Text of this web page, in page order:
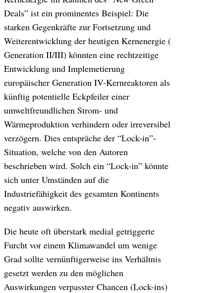
Deals” ist ein prominentes Beispiel: Die
starken Gegenkräfte zur Fortsetzung und
Weiterentwicklung der heutigen Kernenergie (
Generation II/III) könnten eine rechtzeitige
Entwicklung und Implemetierung
europäischer Generation IV-Kernreaktoren als
künftig potentielle Eckpfeiler einer
umweltfreundlichen Strom- und
Wärmeproduktion verhindern oder irreversibel
verzögern. Dies entspräche der “Lock-in”-
Situation, welche von den Autoren
beschrieben wird. Solch ein “Lock-in” könnte
sich unter Umständen auf die
Industriefähigkeit des gesamten Kontinents
negativ auswirken.
Die heute oft überstark medial getriggerte
Furcht vor einem Klimawandel um wenige
Grad sollte vernünftigerweise ins Verhältnis
gesetzt werden zu den möglichen
Auswirkungen verpasster Chancen (Lock-ins)